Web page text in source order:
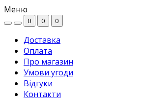
Меню
0 0 0
Доставка
Оплата
Про магазин
Умови угоди
Відгуки
Контакти